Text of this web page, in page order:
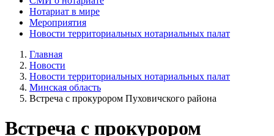
Нотариат в мире
Мероприятия
Новости территориальных нотариальных палат
Главная
Новости
Новости территориальных нотариальных палат
Минская область
Встреча с прокурором Пуховичского района
Встреча с прокурором